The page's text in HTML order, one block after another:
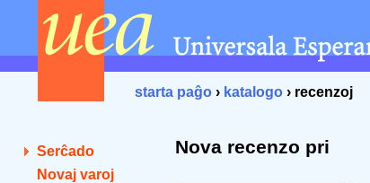
starta paĝo › katalogo › recenzoj
Serĉado
Novaj varoj
Nova recenzo pri